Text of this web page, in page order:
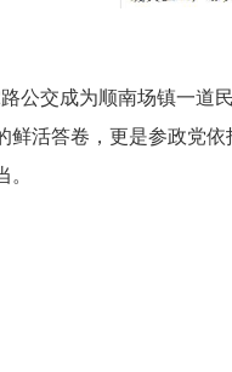
公交成为顺南场镇一道
鲜活答卷，更是参政党